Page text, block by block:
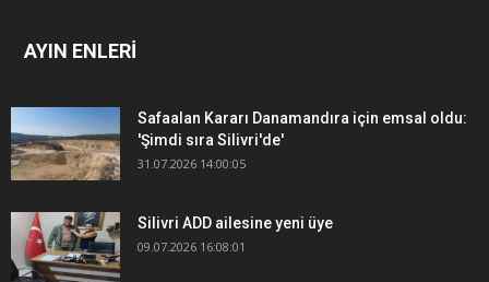
AYIN ENLERİ
Safaalan Kararı Danamandıra için emsal oldu:
'Şimdi sıra Silivri'de'
31.07.2026 14:00:05
Silivri ADD ailesine yeni üye
09.07.2026 16:08:01